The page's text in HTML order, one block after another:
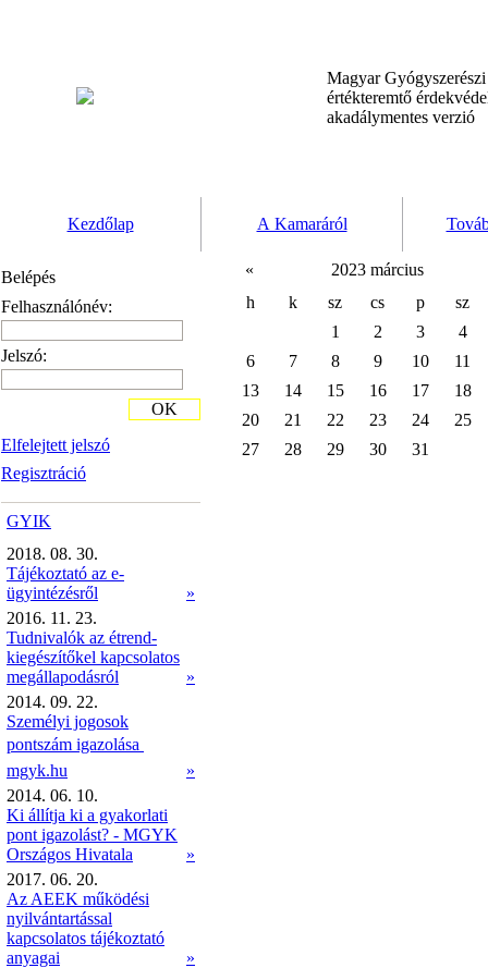
Magyar
értékteremtő
akadálymentes verzió
Kezdőlap A Kamaráról
Belépés
Felhasználónév:
Jelszó:
Elfelejtett jelszó
Regisztráció
OK
GYIK
2018. 08. 30.
Tájékoztató az e-
ügyintézésről
»
2016. 11. 23.
Tudnivalók az étrend-
kiegészítőkel kapcsolatos
megállapodásról
»
2014. 09. 22.
Személyi jogosok
pontszám igazolása 
mgyk.hu
»
2014. 06. 10.
Ki állítja ki a gyakorlati
pont igazolást? - MGYK
Országos Hivatala
»
2017. 06. 20.
Az AEEK működési
nyilvántartással
kapcsolatos tájékoztató
anyagai
»
«
2023 március
h
k sz cs p
sz
1
2 3
4
6
7 8 9 10
11
13
14 15 16 17
18
20
21 22 23 24
25
27
28 29 30 31